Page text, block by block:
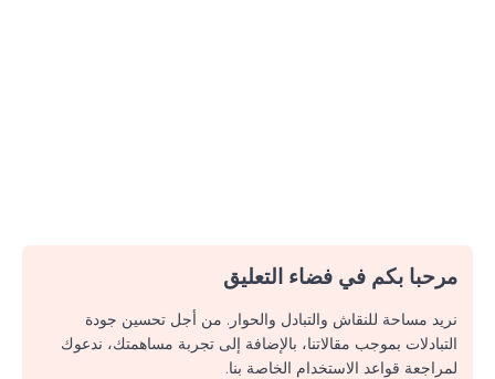
مرحبا بكم في فضاء التعليق
نريد مساحة للنقاش والتبادل والحوار. من أجل تحسين جودة
التبادلات بموجب مقالاتنا، بالإضافة إلى تجربة مساهمتك، ندعوك
لمراجعة قواعد الاستخدام الخاصة بنا.